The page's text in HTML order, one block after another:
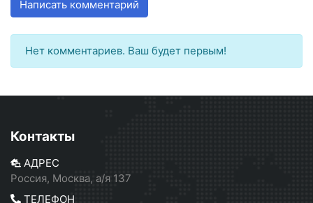
Написать комментарий
Нет комментариев. Ваш будет первым!
Контакты
АДРЕС
Россия, Москва, а/я 137
ТЕЛЕФОН